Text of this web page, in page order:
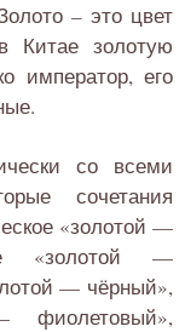
– это цвет
Китае золотую
император, его
со всеми
сочетания
«золотой —
«золотой —
— чёрный»,
фиолетовый»,